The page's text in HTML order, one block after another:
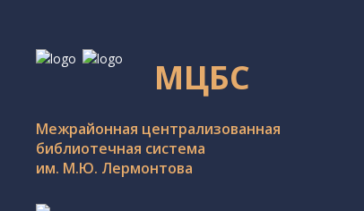
МЦБС
Межрайонная централизованная
библиотечная система
им. М.Ю. Лермонтова